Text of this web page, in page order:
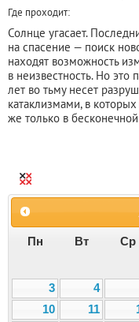
Где проходит:
Солнце угасает.
на спасение — поиск
находят возможность
в неизвестность. Но это
лет во тьму несет
катаклизмами, в
же только в
Пн Вт Ср
3
4
10
11